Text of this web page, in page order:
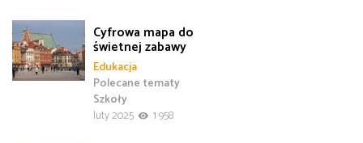
Cyfrowa mapa do
świetnej zabawy
Edukacja
Polecane tematy
Szkoły
luty 2025
1 958